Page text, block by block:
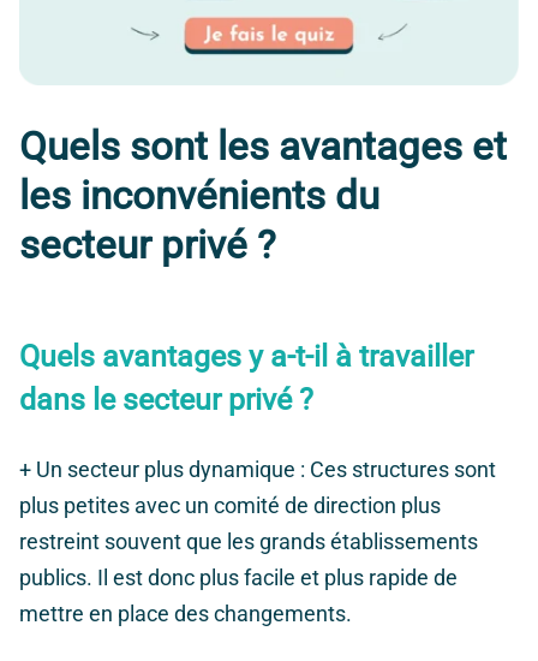
Quels sont les avantages et
les inconvénients du
secteur privé ?
Quels avantages y a-t-il à travailler
dans le secteur privé ?
+ Un secteur plus dynamique : Ces structures sont
plus petites avec un comité de direction plus
restreint souvent que les grands établissements
publics. Il est donc plus facile et plus rapide de
mettre en place des changements.